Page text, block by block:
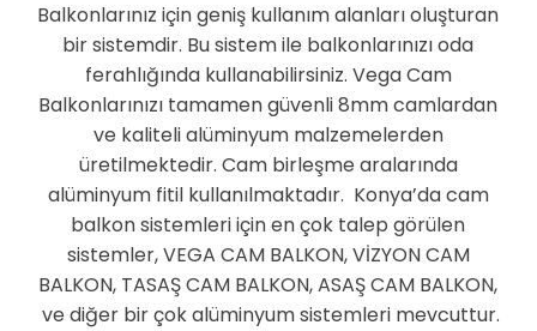
Balkonlarınız için geniş kullanım alanları oluşturan
bir sistemdir. Bu sistem ile balkonlarınızı oda
ferahlığında kullanabilirsiniz. Vega Cam
Balkonlarınızı tamamen güvenli 8mm camlardan
ve kaliteli alüminyum malzemelerden
üretilmektedir. Cam birleşme aralarında
alüminyum fitil kullanılmaktadır. Konya’da cam
balkon sistemleri için en çok talep görülen
sistemler, VEGA CAM BALKON, VİZYON CAM
BALKON, TASAŞ CAM BALKON, ASAŞ CAM BALKON,
ve diğer bir çok alüminyum sistemleri mevcuttur.